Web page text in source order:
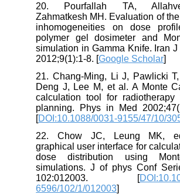
20. Pourfallah TA,
Zahmatkesh MH. Evaluation of
inhomogeneities on dose
polymer gel dosimeter and
simulation in Gamma Knife. Iran
2012;9(1):1-8. [Google Scholar
21. Chang-Ming, Li J, Pawlicki
Deng J, Lee M, et al. A Monte
calculation tool for radiotherapy
planning. Phys in Med
[DOI:10.1088/0031-9155/47/10/
22. Chow JC, Leung MK,
graphical user interface for
dose distribution using
simulations. J of phys Conf
102:012003. [
6596/102/1/012003